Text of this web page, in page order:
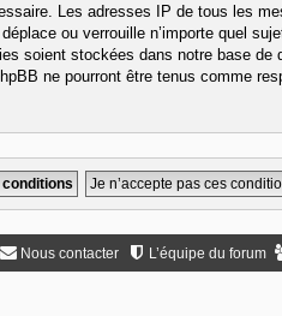
Les adresses IP de tous les
ou verrouille n’importe quel
soient stockées dans notre base
ne pourront être tenus comme
L’équipe du forum
Nous contacter